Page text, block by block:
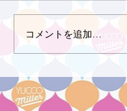
コメントを追加…